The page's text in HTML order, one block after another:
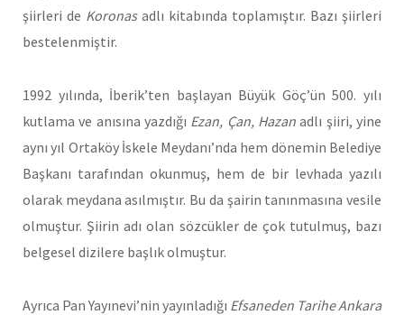
şiirleri de Koronasadlı kitabında toplamıştır. Bazı şiirleri
bestelenmiştir.
1992 yılında, İberik’ten başlayan Büyük Göç’ün 500. yılı
kutlama ve anısına yazdığı Ezan, Çan, Hazanadlı şiiri, yine
aynı yıl Ortaköy İskele Meydanı’nda hem dönemin Belediye
Başkanı tarafından okunmuş, hem de bir levhada yazılı
olarak meydana asılmıştır. Bu da şairin tanınmasına vesile
olmuştur. Şiirin adı olan sözcükler de çok tutulmuş, bazı
belgesel dizilere başlık olmuştur.
Ayrıca Pan Yayınevi’nin yayınladığı Efsaneden Tarihe Ankara